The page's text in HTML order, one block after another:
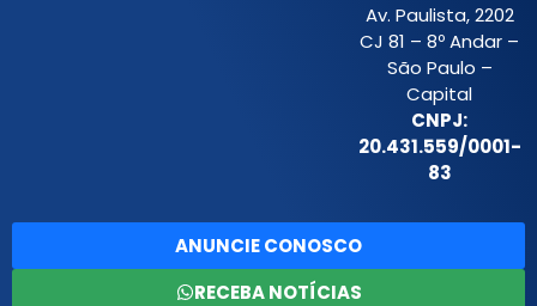
Av. Paulista, 2202
CJ 81 – 8º Andar –
São Paulo –
Capital
CNPJ:
20.431.559/0001-
83
ANUNCIE CONOSCO
RECEBA NOTÍCIAS